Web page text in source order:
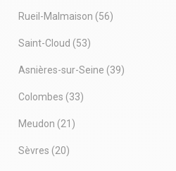
Rueil-Malmaison (56)
Saint-Cloud (53)
Asnières-sur-Seine (39)
Colombes (33)
Meudon (21)
Sèvres (20)